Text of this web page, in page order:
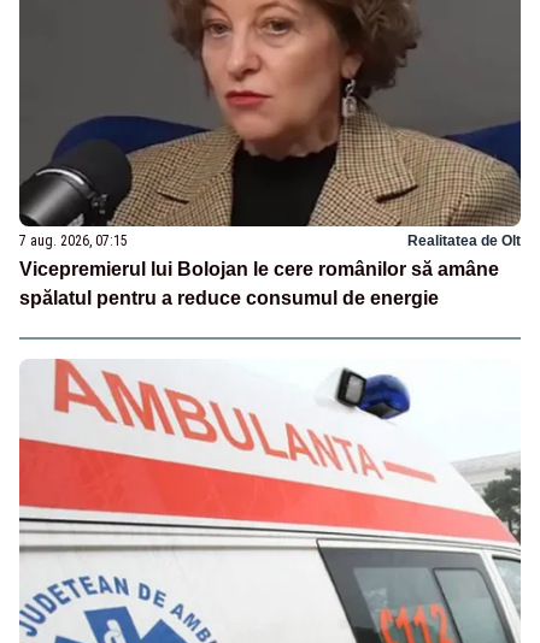
7 aug. 2026, 07:15 Realitatea de Olt
Vicepremierul lui Bolojan le cere românilor să amâne
spălatul pentru a reduce consumul de energie